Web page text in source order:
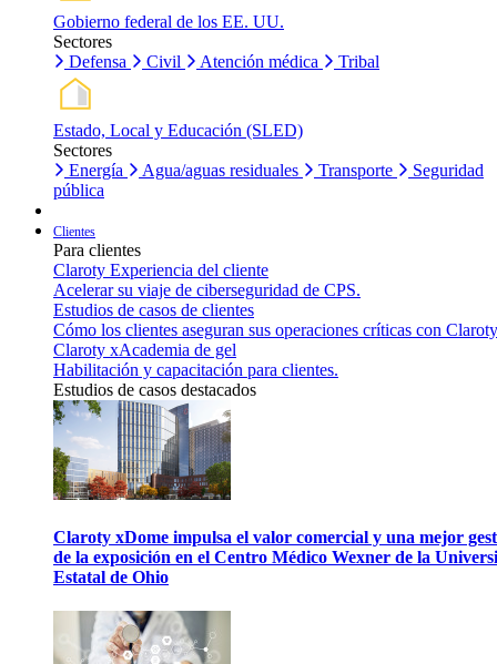
Gobierno federal de los EE. UU.
Sectores
Defensa
Civil Atención médica Tribal
Estado, Local y Educación (SLED)
Sectores
Energía
Agua/aguas residuales Transporte
Seguridad
pública
Clientes
Para clientes
Claroty Experiencia del cliente
Acelerar su viaje de ciberseguridad de CPS.
Estudios de casos de clientes
Cómo los clientes aseguran sus operaciones críticas con
Claroty xAcademia de gel
Habilitación y capacitación para clientes.
Estudios de casos destacados
Claroty xDome impulsa el valor comercial y una mejor
de la exposición en el Centro Médico Wexner de la
Estatal de Ohio